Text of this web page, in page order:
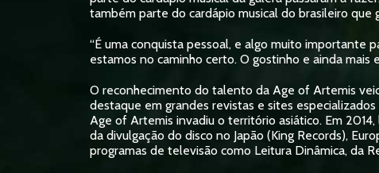
também parte do cardápio musical do brasileiro que
“É uma conquista pessoal, e algo muito importante
estamos no caminho certo. O gostinho e ainda
O reconhecimento do talento da Age of Artemis
destaque em grandes revistas e sites
Age of Artemis invadiu o território asiático. Em
da divulgação do disco no Japão (King Records),
programas de televisão como Leitura Dinâmica, da